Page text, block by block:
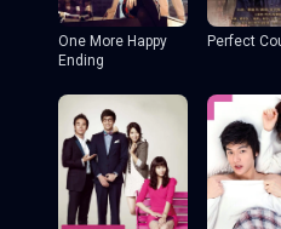
One More Happy
Ending
Perfect